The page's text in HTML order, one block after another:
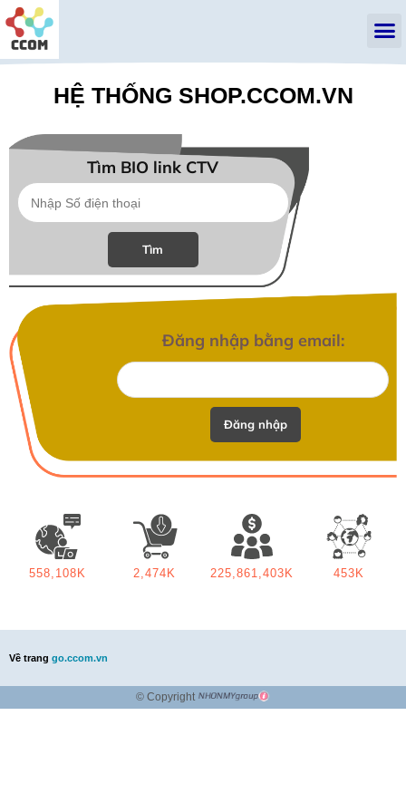
HỆ THỐNG SHOP.CCOM.VN
Tìm BIO link CTV
Đăng nhập bằng email:
558,108K 2,474K 225,861,403K 453K
Về trang go.ccom.vn
© Copyright